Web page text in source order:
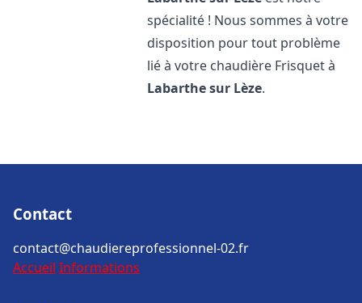
spécialité ! Nous sommes à votre
disposition pour tout problème
lié à votre chaudière Frisquet à
Labarthe sur Lèze.
Contact
contact@chaudiereprofessionnel-02.fr
Accueil Informations